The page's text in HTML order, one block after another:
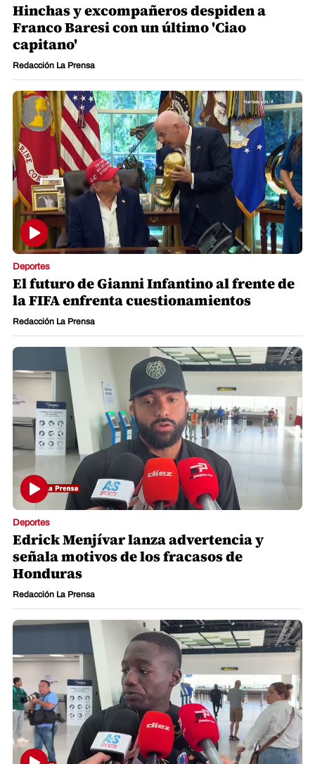
Hinchas y excompañeros despiden a
Franco Baresi con un último 'Ciao
capitano'
Redacción La Prensa
Deportes
El futuro de Gianni Infantino al frente de
la FIFA enfrenta cuestionamientos
Redacción La Prensa
Deportes
Edrick Menjívar lanza advertencia y
señala motivos de los fracasos de
Honduras
Redacción La Prensa